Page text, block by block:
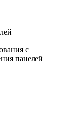
с
панелей